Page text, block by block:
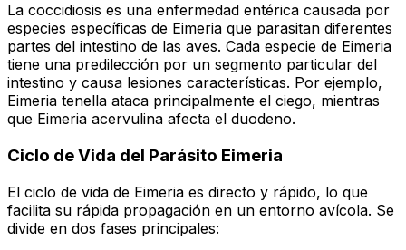
La coccidiosis es una enfermedad entérica causada por
especies específicas de Eimeria que parasitan diferentes
partes del intestino de las aves. Cada especie de Eimeria
tiene una predilección por un segmento particular del
intestino y causa lesiones características. Por ejemplo,
Eimeria tenella ataca principalmente el ciego, mientras
que Eimeria acervulina afecta el duodeno.
Ciclo de Vida del Parásito Eimeria
El ciclo de vida de Eimeria es directo y rápido, lo que
facilita su rápida propagación en un entorno avícola. Se
divide en dos fases principales: